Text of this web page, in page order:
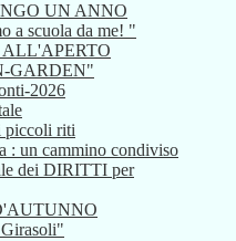
UN ANNO
a scuola da me! "
GARDEN"
2026
piccoli riti
: un cammino condiviso
dei DIRITTI per